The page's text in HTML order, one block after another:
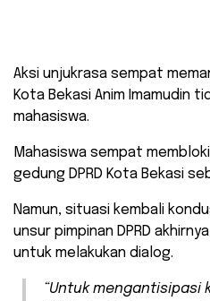
Aksi unjukrasa sempat
Kota Bekasi Anim Imamudin
mahasiswa.
Mahasiswa sempat
gedung DPRD Kota Bekasi
Namun, situasi kembali
unsur pimpinan DPRD
untuk melakukan dialog.
“Untuk mengantisipasi